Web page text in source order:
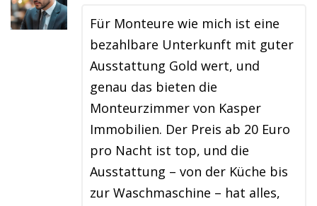
Für Monteure wie mich ist eine
bezahlbare Unterkunft mit guter
Ausstattung Gold wert, und
genau das bieten die
Monteurzimmer von Kasper
Immobilien. Der Preis ab 20 Euro
pro Nacht ist top, und die
Ausstattung – von der Küche bis
zur Waschmaschine – hat alles,